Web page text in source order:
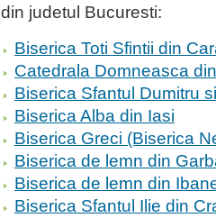
din judetul Bucuresti:
Biserica Toti Sfintii din
Catedrala Domneasca
Biserica Sfantul Dumitru
Biserica Alba din Iasi
Biserica Greci (Biserica
Biserica de lemn din
Biserica de lemn din
Biserica Sfantul Ilie din